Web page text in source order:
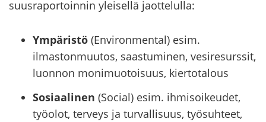
suus­ra­por­toin­nin ylei­sel­lä jaot­te­lul­la:
Ympäristö (Environmental) esim.
ilmastonmuutos, saastuminen, vesiresurssit,
luonnon monimuotoisuus, kiertotalous
Sosiaalinen (Social) esim. ihmisoikeudet,
työolot, terveys ja turvallisuus, työsuhteet,